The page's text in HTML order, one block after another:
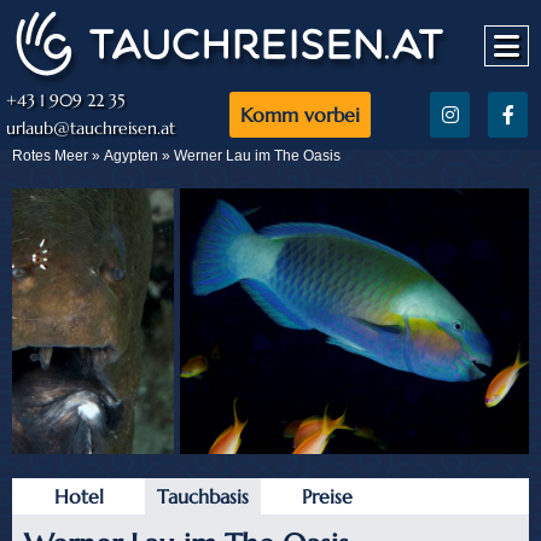
+43 1 909 22 35
urlaub@tauchreisen.at
Komm vorbei
Rotes Meer » Ägypten » Werner Lau im The Oasis
Hotel Tauchbasis Preise